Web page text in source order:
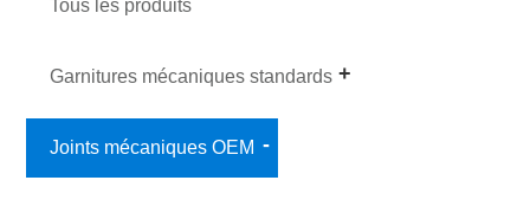
Tous les produits
Garnitures mécaniques standards
Joints mécaniques OEM